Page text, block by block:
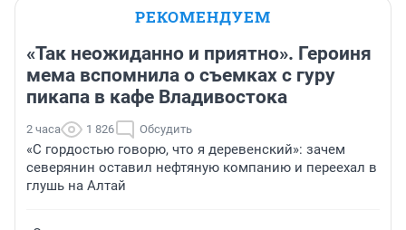
РЕКОМЕНДУЕМ
«Так неожиданно и приятно». Героиня
мема вспомнила о съемках с гуру
пикапа в кафе Владивостока
2 часа 1 826 Обсудить
«С гордостью говорю, что я деревенский»: зачем
северянин оставил нефтяную компанию и переехал в
глушь на Алтай